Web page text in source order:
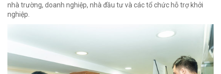
nhà trường, doanh nghiệp, nhà đầu tư và các tổ chức hỗ trợ khởi
nghiệp.